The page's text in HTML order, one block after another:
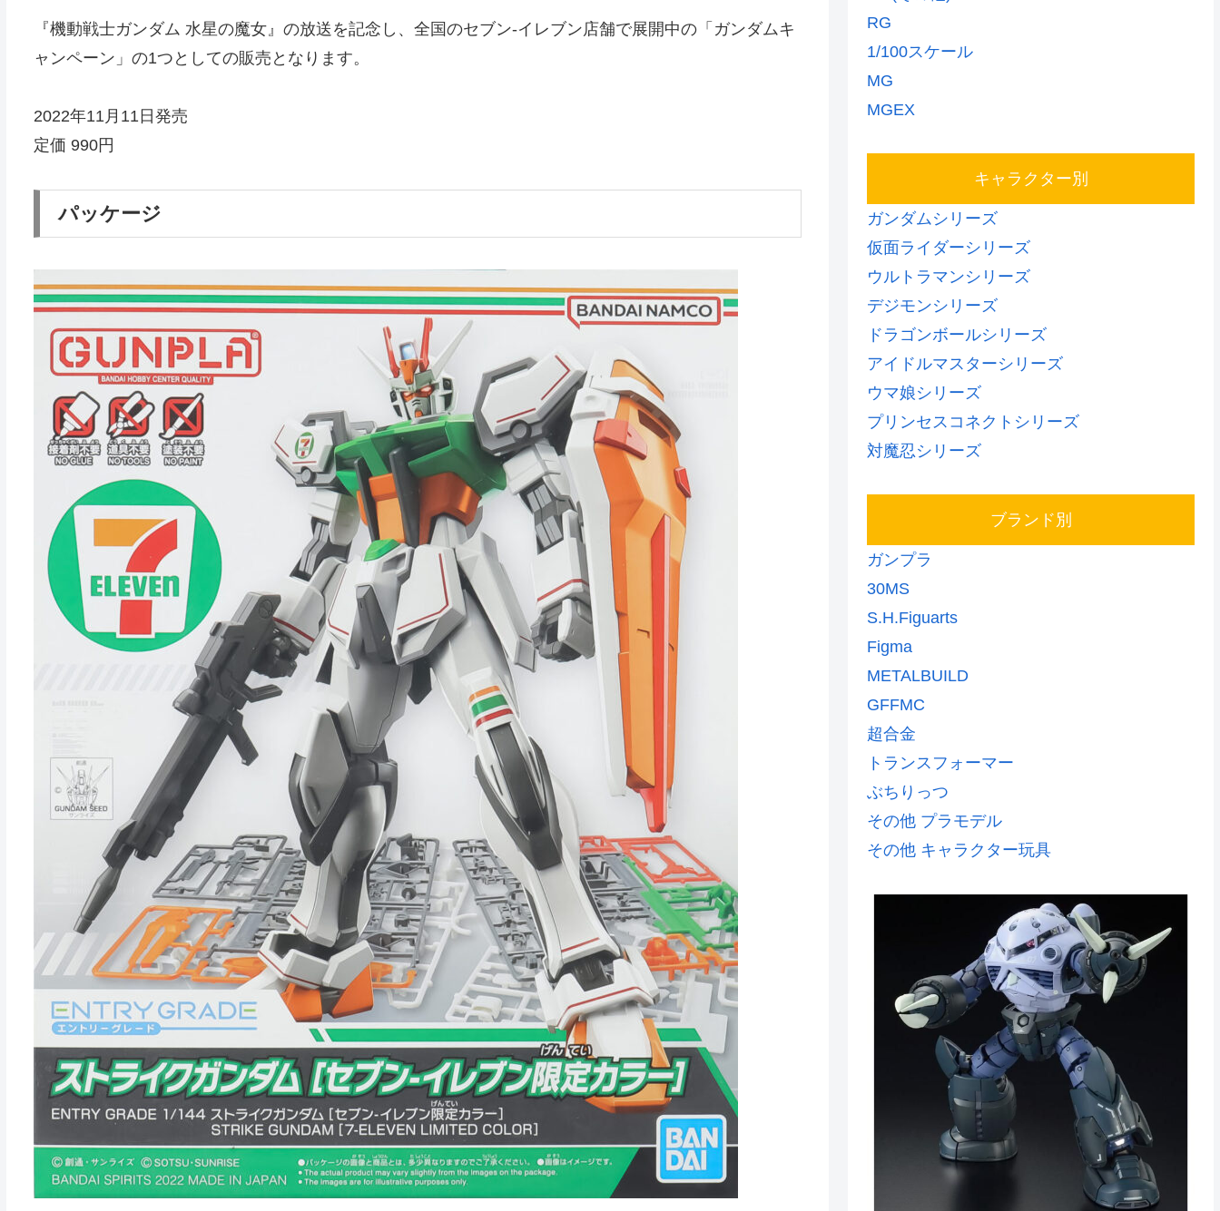
『機動戦士ガンダム 水星の魔女』の放送を記念し、全国のセブン-イレブン店舗で展開中の「ガンダムキ
ャンペーン」の1つとしての販売となります。
2022年11月11日発売
定価 990円
パッケージ
RG
1/100スケール
MG
MGEX
キャラクター別
ガンダムシリーズ
仮面ライダーシリーズ
ウルトラマンシリーズ
デジモンシリーズ
ドラゴンボールシリーズ
アイドルマスターシリーズ
ウマ娘シリーズ
プリンセスコネクトシリーズ
対魔忍シリーズ
ブランド別
ガンプラ
30MS
S.H.Figuarts
Figma
METALBUILD
GFFMC
超合金
トランスフォーマー
ぶちりっつ
その他 プラモデル
その他 キャラクター玩具